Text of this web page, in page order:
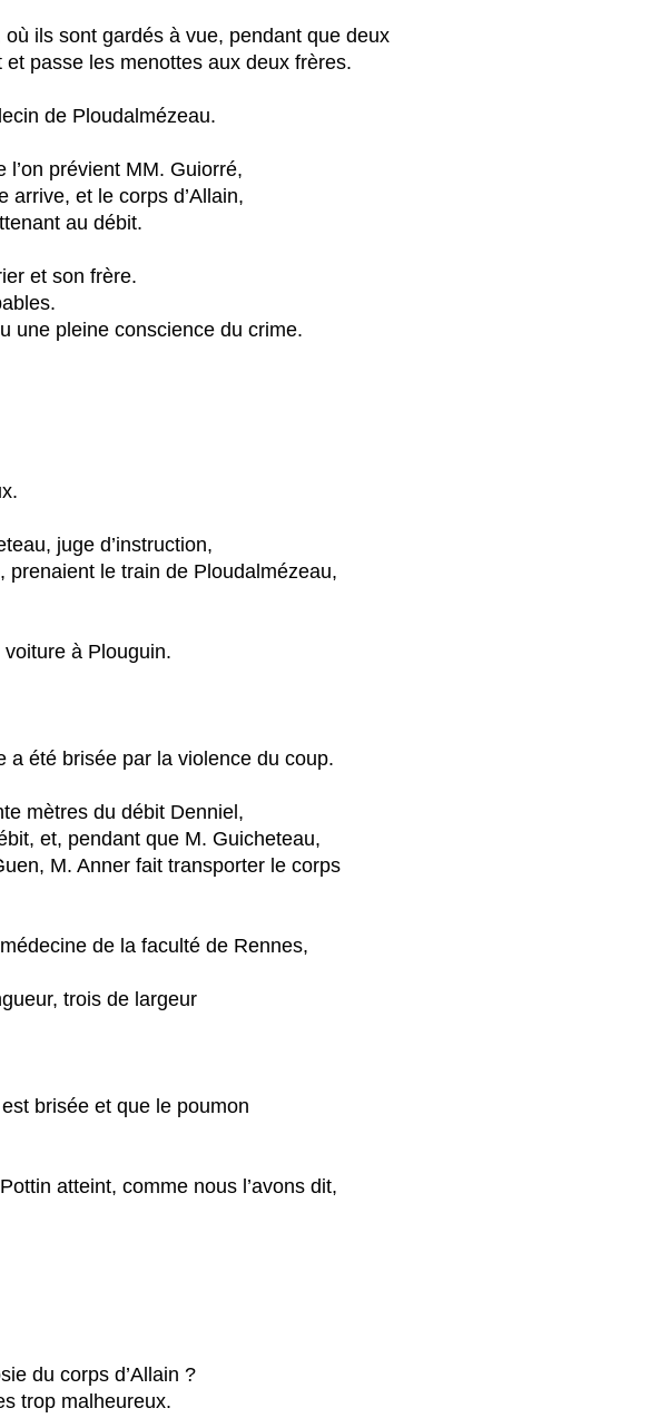
ils sont gardés à vue, pendant que deux
passe les menottes aux deux frères.
de Ploudalmézeau.
prévient MM. Guiorré,
arrive, et le corps d’Allain,
au débit.
et son frère.
une pleine conscience du crime.
juge d’instruction,
le train de Ploudalmézeau,
à Plouguin.
a été brisée par la violence du coup.
mètres du débit Denniel,
et, pendant que M. Guicheteau,
M. Anner fait transporter le corps
de la faculté de Rennes,
trois de largeur
brisée et que le poumon
atteint, comme nous l’avons dit,
du corps d’Allain ?​
trop malheureux.​